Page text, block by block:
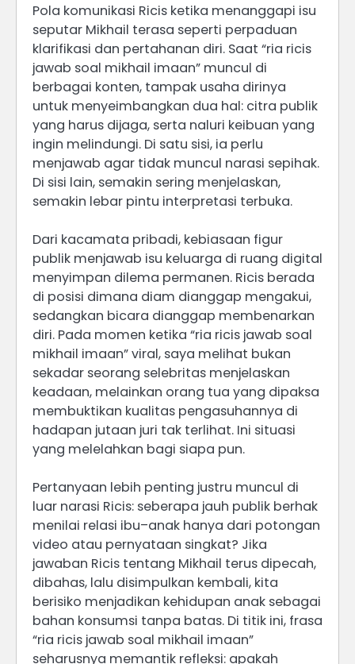
Pola komunikasi Ricis ketika menanggapi isu
seputar Mikhail terasa seperti perpaduan
klarifikasi dan pertahanan diri. Saat “ria ricis
jawab soal mikhail imaan” muncul di
berbagai konten, tampak usaha dirinya
untuk menyeimbangkan dua hal: citra publik
yang harus dijaga, serta naluri keibuan yang
ingin melindungi. Di satu sisi, ia perlu
menjawab agar tidak muncul narasi sepihak.
Di sisi lain, semakin sering menjelaskan,
semakin lebar pintu interpretasi terbuka.
Dari kacamata pribadi, kebiasaan figur
publik menjawab isu keluarga di ruang digital
menyimpan dilema permanen. Ricis berada
di posisi dimana diam dianggap mengakui,
sedangkan bicara dianggap membenarkan
diri. Pada momen ketika “ria ricis jawab soal
mikhail imaan” viral, saya melihat bukan
sekadar seorang selebritas menjelaskan
keadaan, melainkan orang tua yang dipaksa
membuktikan kualitas pengasuhannya di
hadapan jutaan juri tak terlihat. Ini situasi
yang melelahkan bagi siapa pun.
Pertanyaan lebih penting justru muncul di
luar narasi Ricis: seberapa jauh publik berhak
menilai relasi ibu–anak hanya dari potongan
video atau pernyataan singkat? Jika
jawaban Ricis tentang Mikhail terus dipecah,
dibahas, lalu disimpulkan kembali, kita
berisiko menjadikan kehidupan anak sebagai
bahan konsumsi tanpa batas. Di titik ini, frasa
“ria ricis jawab soal mikhail imaan”
seharusnya memantik refleksi: apakah